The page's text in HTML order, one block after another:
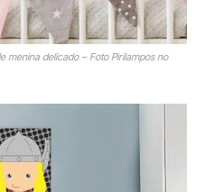
menina delicado – Foto Pirilampos no